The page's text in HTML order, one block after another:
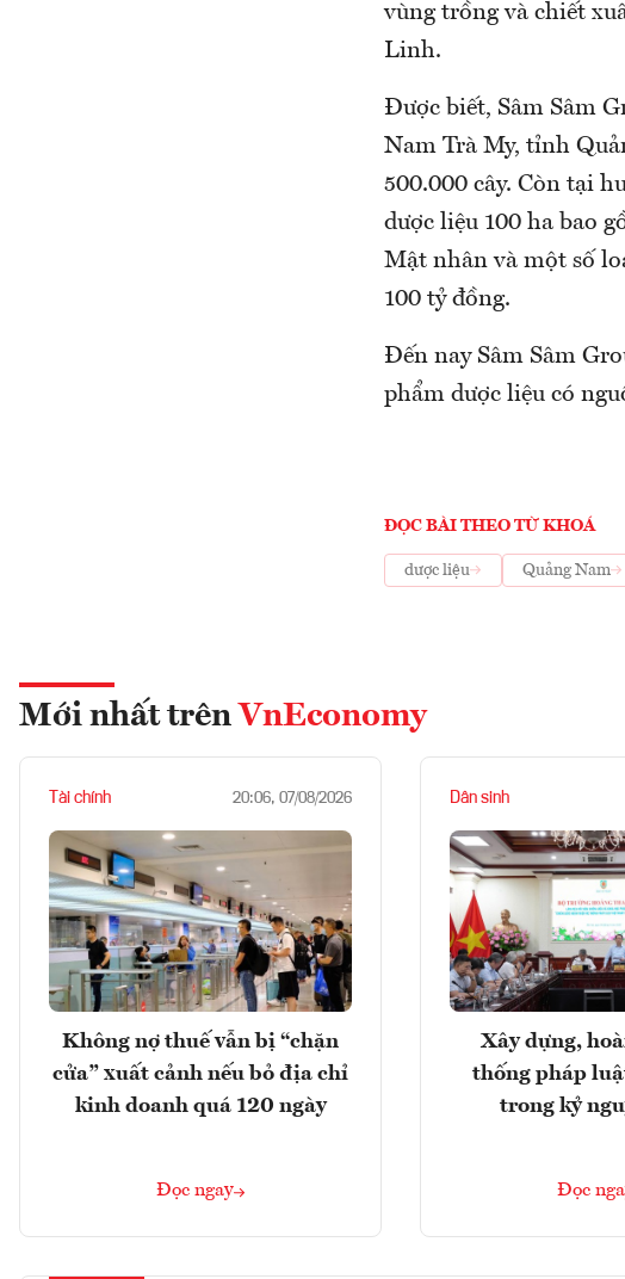
vùng trồng và chiết
Linh.
Được biết, Sâm Sâm
Nam Trà My, tỉnh
500.000 cây. Còn tại
dược liệu 100 ha bao
Mật nhân và một số
100 tỷ đồng.
Đến nay Sâm Sâm
phẩm dược liệu có
ĐỌC BÀI THEO TỪ KHOÁ
dược liệu Quảng Nam
Mới nhất trên VnEconomy
Tài chính 20:06, 07/08/2026
Không nợ thuế vẫn bị “chặn
cửa” xuất cảnh nếu bỏ địa chỉ
kinh doanh quá 120 ngày
Đọc ngay
Dân sinh
Xây dựng,
thống pháp
trong kỷ
Đọc